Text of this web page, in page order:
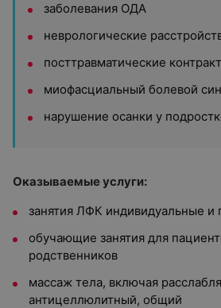
заболевания ОДА
неврологические
посттравматические
миофасциальный болевой
нарушение осанки у
Оказываемые услуги:
занятия ЛФК индивидуальные и
обучающие занятия для
родственников
массаж тела, включая
антицеллюлитный, общий